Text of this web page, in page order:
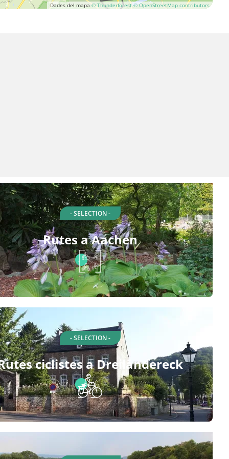
Dades del mapa© Thunderforest © OpenStreetMap contributors
- SELECTION -
Rutes a Aachen
- SELECTION -
ciclistes a Dreiländereck